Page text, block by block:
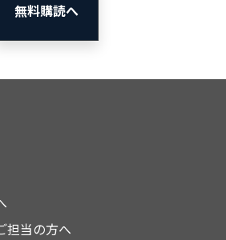
無料購読へ
担当の方へ